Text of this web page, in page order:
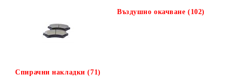
Спирачни накладки (71)
Въздушно окачване (102)